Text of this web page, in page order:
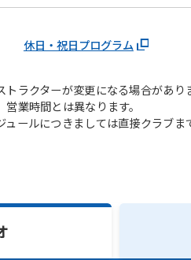
休日・祝日プログラム
ラクターが変更になる場合があり
業時間とは異なります。
ールにつきましては直接クラブま